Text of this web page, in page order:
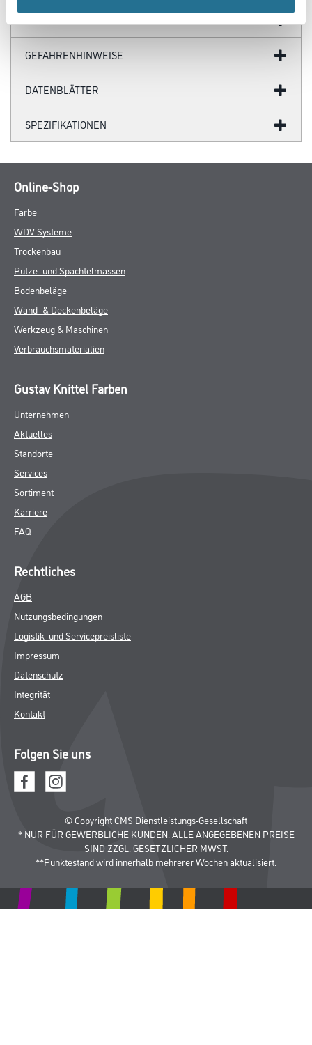
GEFAHRENHINWEISE
DATENBLÄTTER
SPEZIFIKATIONEN
Online-Shop
Farbe
WDV-Systeme
Trockenbau
Putze- und Spachtelmassen
Bodenbeläge
Wand- & Deckenbeläge
Werkzeug & Maschinen
Verbrauchsmaterialien
Gustav Knittel Farben
Unternehmen
Aktuelles
Standorte
Services
Sortiment
Karriere
FAQ
Rechtliches
AGB
Nutzungsbedingungen
Logistik- und Servicepreisliste
Impressum
Datenschutz
Integrität
Kontakt
Folgen Sie uns
© Copyright CMS Dienstleistungs-Gesellschaft
* NUR FÜR GEWERBLICHE KUNDEN. ALLE ANGEGEBENEN PREISE
SIND ZZGL. GESETZLICHER MWST.
**Punktestand wird innerhalb mehrerer Wochen aktualisiert.